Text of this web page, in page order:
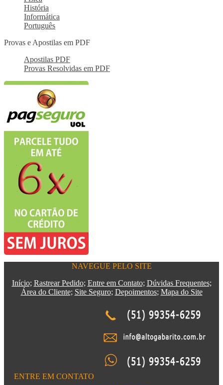
História
Informática
Português
Provas e Apostilas em PDF
Apostilas PDF
Provas Resolvidas em PDF
NAVEGUE PELO SITE
Início; Rastrear Pedido; Entre em Contato; Dúvidas Frequentes;
Área do Cliente; Site Seguro; Depoimentos; Mapa do Site
ENTRE EM CONTATO